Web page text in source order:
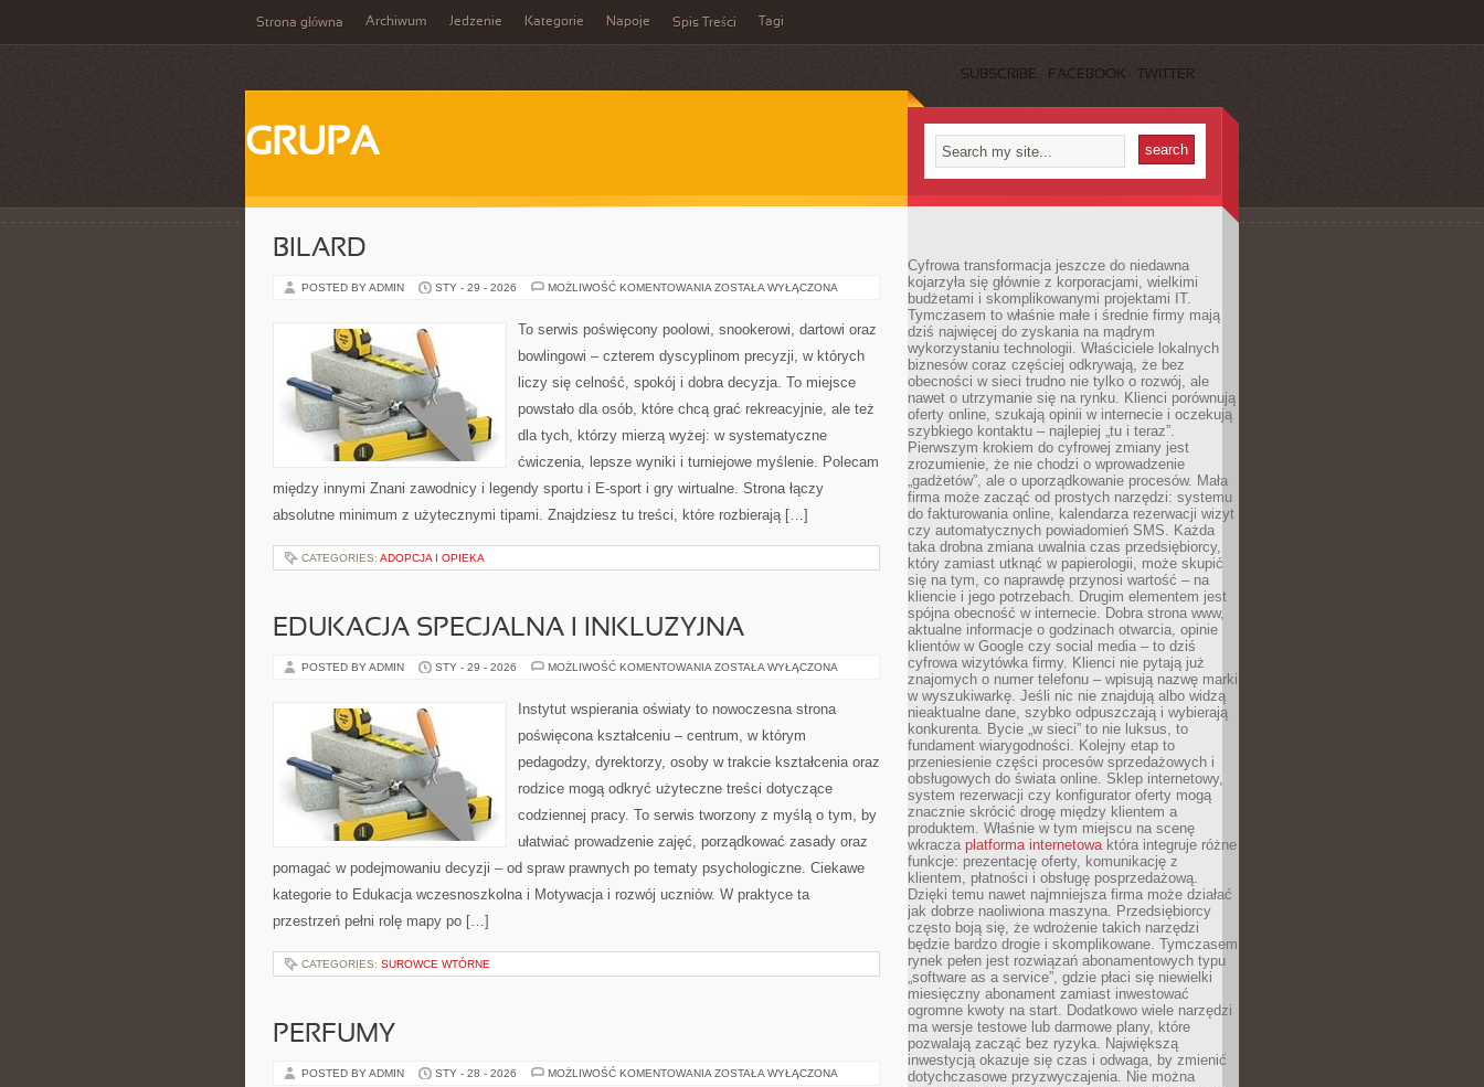
Strona główna Archiwum Jedzenie Kategorie Napoje Spis Treści Tagi
SUBSCRIBE FACEBOOK TWITTER
GRUPA
BILARD
POSTED BY ADMIN STY - 29 - 2026 MOŻLIWOŚĆ KOMENTOWANIA BILARD
ZOSTAŁA WYŁĄCZONA
To serwis poświęcony poolowi, snookerowi, dartowi oraz
bowlingowi – czterem dyscyplinom precyzji, w których
liczy się celność, spokój i dobra decyzja. To miejsce
powstało dla osób, które chcą grać rekreacyjnie, ale też
dla tych, którzy mierzą wyżej: w systematyczne
ćwiczenia, lepsze wyniki i turniejowe myślenie. Polecam
między innymi Znani zawodnicy i legendy sportu i E-sport i gry wirtualne. Strona łączy
absolutne minimum z użytecznymi tipami. Znajdziesz tu treści, które rozbierają […]
CATEGORIES: ADOPCJA I OPIEKA
EDUKACJA SPECJALNA I INKLUZYJNA
POSTED BY ADMIN STY - 29 - 2026 MOŻLIWOŚĆ KOMENTOWANIA EDUKACJA
ZOSTAŁA WYŁĄCZONA
Instytut wspierania oświaty to nowoczesna strona
poświęcona kształceniu – centrum, w którym
pedagodzy, dyrektorzy, osoby w trakcie kształcenia oraz
rodzice mogą odkryć użyteczne treści dotyczące
codziennej pracy. To serwis tworzony z myślą o tym, by
ułatwiać prowadzenie zajęć, porządkować zasady oraz
pomagać w podejmowaniu decyzji – od spraw prawnych po tematy psychologiczne. Ciekawe
kategorie to Edukacja wczesnoszkolna i Motywacja i rozwój uczniów. W praktyce ta
przestrzeń pełni rolę mapy po […]
CATEGORIES: SUROWCE WTÓRNE
PERFUMY
POSTED BY ADMIN STY - 28 - 2026 MOŻLIWOŚĆ KOMENTOWANIA PERFUMY
ZOSTAŁA WYŁĄCZONA
Cyfrowa transformacja jeszcze do niedawna
kojarzyła się głównie z korporacjami, wielkimi
budżetami i skomplikowanymi projektami IT.
Tymczasem to właśnie małe i średnie firmy mają
dziś najwięcej do zyskania na mądrym
wykorzystaniu technologii. Właściciele lokalnych
biznesów coraz częściej odkrywają, że bez
obecności w sieci trudno nie tylko o rozwój, ale
nawet o utrzymanie się na rynku. Klienci porównują
oferty online, szukają opinii w internecie i oczekują
szybkiego kontaktu – najlepiej „tu i teraz”.
Pierwszym krokiem do cyfrowej zmiany jest
zrozumienie, że nie chodzi o wprowadzenie
„gadżetów”, ale o uporządkowanie procesów. Mała
firma może zacząć od prostych narzędzi: systemu
do fakturowania online, kalendarza rezerwacji wizyt
czy automatycznych powiadomień SMS. Każda
taka drobna zmiana uwalnia czas przedsiębiorcy,
który zamiast utknąć w papierologii, może skupić
się na tym, co naprawdę przynosi wartość – na
kliencie i jego potrzebach. Drugim elementem jest
spójna obecność w internecie. Dobra strona www,
aktualne informacje o godzinach otwarcia, opinie
klientów w Google czy social media – to dziś
cyfrowa wizytówka firmy. Klienci nie pytają już
znajomych o numer telefonu – wpisują nazwę marki
w wyszukiwarkę. Jeśli nic nie znajdują albo widzą
nieaktualne dane, szybko odpuszczają i wybierają
konkurenta. Bycie „w sieci” to nie luksus, to
fundament wiarygodności. Kolejny etap to
przeniesienie części procesów sprzedażowych i
obsługowych do świata online. Sklep internetowy,
system rezerwacji czy konfigurator oferty mogą
znacznie skrócić drogę między klientem a
produktem. Właśnie w tym miejscu na scenę
wkracza platforma internetowaktóra integruje różne
funkcje: prezentację oferty, komunikację z
klientem, płatności i obsługę posprzedażową.
Dzięki temu nawet najmniejsza firma może działać
jak dobrze naoliwiona maszyna. Przedsiębiorcy
często boją się, że wdrożenie takich narzędzi
będzie bardzo drogie i skomplikowane. Tymczasem
rynek pełen jest rozwiązań abonamentowych typu
„software as a service”, gdzie płaci się niewielki
miesięczny abonament zamiast inwestować
ogromne kwoty na start. Dodatkowo wiele narzędzi
ma wersje testowe lub darmowe plany, które
pozwalają zacząć bez ryzyka. Największą
inwestycją okazuje się czas i odwaga, by zmienić
dotychczasowe przyzwyczajenia. Nie można